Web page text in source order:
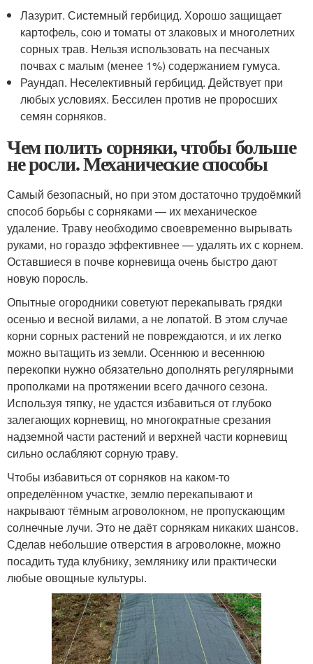
Лазурит. Системный гербицид. Хорошо защищает
картофель, сою и томаты от злаковых и многолетних
сорных трав. Нельзя использовать на песчаных
почвах с малым (менее 1%) содержанием гумуса.
Раундап. Неселективный гербицид. Действует при
любых условиях. Бессилен против не проросших
семян сорняков.
Чем полить сорняки, чтобы больше
не росли. Механические способы
Самый безопасный, но при этом достаточно трудоёмкий
способ борьбы с сорняками — их механическое
удаление. Траву необходимо своевременно вырывать
руками, но гораздо эффективнее — удалять их с корнем.
Оставшиеся в почве корневища очень быстро дают
новую поросль.
Опытные огородники советуют перекапывать грядки
осенью и весной вилами, а не лопатой. В этом случае
корни сорных растений не повреждаются, и их легко
можно вытащить из земли. Осеннюю и весеннюю
перекопки нужно обязательно дополнять регулярными
прополками на протяжении всего дачного сезона.
Используя тяпку, не удастся избавиться от глубоко
залегающих корневищ, но многократные срезания
надземной части растений и верхней части корневищ
сильно ослабляют сорную траву.
Чтобы избавиться от сорняков на каком-то
определённом участке, землю перекапывают и
накрывают тёмным агроволокном, не пропускающим
солнечные лучи. Это не даёт сорнякам никаких шансов.
Сделав небольшие отверстия в агроволокне, можно
посадить туда клубнику, землянику или практически
любые овощные культуры.